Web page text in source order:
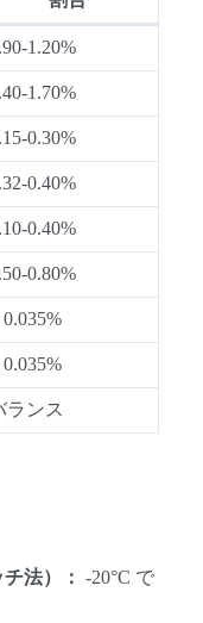
1.20%
1.70%
0.30%
0.40%
0.40%
0.80%
ランス
法）： -20°C で